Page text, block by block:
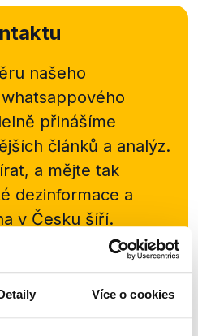
Více o cookies
našeho
whatsappového
přinášíme
článků a analýz.
a mějte tak
dezinformace a
v Česku šíří.